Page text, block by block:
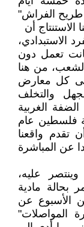
الفراش"
الاستبدادي،
تعمل دون
من هنا
كل معارض
والتخلف
الغربية
فلسطين عام
تقدم واقعنا
عن المباشرة
عليه،
بحالة مادية
الأسبوع عن
المواصلات"